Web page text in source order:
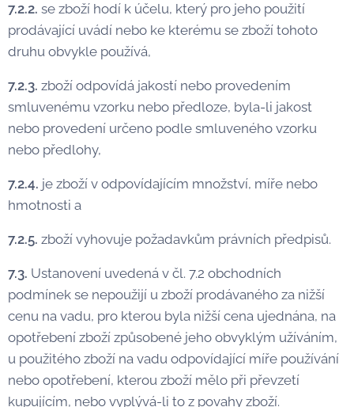
7.2.2. se zboží hodí k účelu, který pro jeho použití
prodávající uvádí nebo ke kterému se zboží tohoto
druhu obvykle používá,
7.2.3. zboží odpovídá jakostí nebo provedením
smluvenému vzorku nebo předloze, byla-li jakost
nebo provedení určeno podle smluveného vzorku
nebo předlohy,
7.2.4. je zboží v odpovídajícím množství, míře nebo
hmotnosti a
7.2.5. zboží vyhovuje požadavkům právních předpisů.
7.3. Ustanovení uvedená v čl. 7.2 obchodních
podmínek se nepoužijí u zboží prodávaného za nižší
cenu na vadu, pro kterou byla nižší cena ujednána, na
opotřebení zboží způsobené jeho obvyklým užíváním,
u použitého zboží na vadu odpovídající míře používání
nebo opotřebení, kterou zboží mělo při převzetí
kupujícím, nebo vyplývá-li to z povahy zboží.